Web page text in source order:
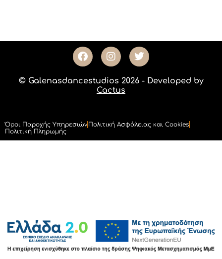
© Galenasdancestudios 2026 - Developed by
Cactus
Όροι Παροχής Υπηρεσιών Πολιτική Ασφάλειας και Cookies
Πολιτική Πληρωμής